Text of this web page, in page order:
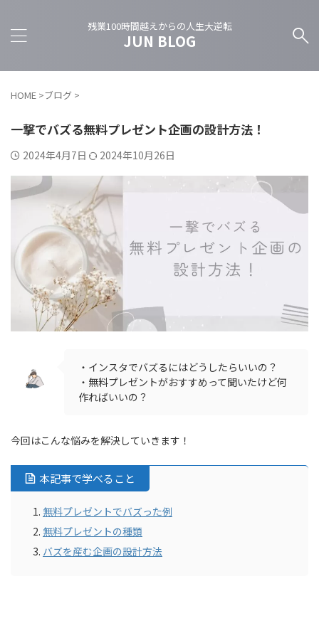
残業100時間越えからの人生大逆転
JUN BLOG
HOME >ブログ >
一撃でバズる無料プレゼント企画の設計方法！
2024年4月7日 2024年10月26日
・インスタでバズるにはどうしたらいいの？
・無料プレゼントがおすすめって聞いたけど何
作ればいいの？
今回はこんな悩みを解決していきます！
本記事で学べること
無料プレゼントでバズった例
無料プレゼントの種類
バズを産む企画の設計方法